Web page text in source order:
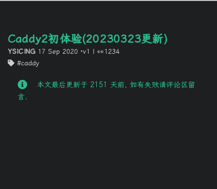
Caddy2初体验(20230323更新)
YSICING 17 Sep 2020 ·v1 |👀1234
caddy
本文最后更新于 2151 天前, 如有失效请评论区留
言.